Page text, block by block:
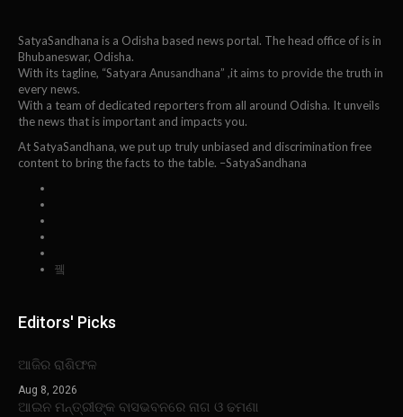
SatyaSandhana is a Odisha based news portal. The head office of is in
Bhubaneswar, Odisha.
With its tagline, “Satyara Anusandhana” ,it aims to provide the truth in
every news.
With a team of dedicated reporters from all around Odisha. It unveils
the news that is important and impacts you.
At SatyaSandhana, we put up truly unbiased and discrimination free
content to bring the facts to the table. –SatyaSandhana
Editors' Picks
ଆଜିର ରାଶିଫଳ
Aug 8, 2026
ଆଇନ ମନ୍ତ୍ରୀଙ୍କ ବାସଭବନରେ ନାଗ ଓ ଢମଣା